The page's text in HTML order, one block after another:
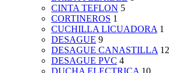
CINTA TEFLON 5
CORTINEROS 1
CUCHILLA LICUADORA 1
DESAGUE 9
DESAGUE CANASTILLA 12
DESAGUE PVC 4
DUCHA ELECTRICA 10